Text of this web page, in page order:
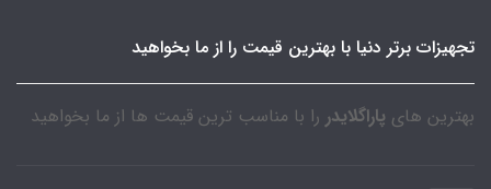
تجهیزات برتر دنیا با بهترین قیمت را از ما بخواهید
بهترین های پاراگلایدر را با مناسب ترین قیمت ها از ما بخواهید